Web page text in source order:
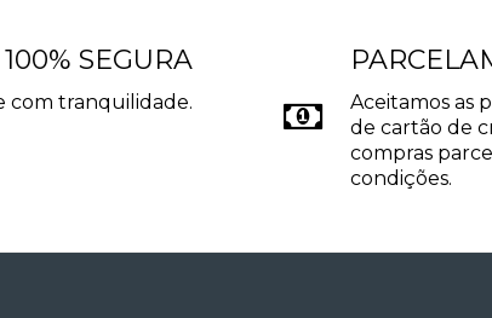
em alumínio, material que proporciona excelente
propostas decorativas. Além disso, a luminária
sofisticados ou retrôs.
LUM GRF (grafite) reúne design elegante,
escritórios e ambientes comerciais.
SEGURA
com tranquilidade.
Aceitamos as
de cartão de
compras
condições.